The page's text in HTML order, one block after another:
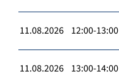
11.08.2026 12:00-13:00
11.08.2026 13:00-14:00